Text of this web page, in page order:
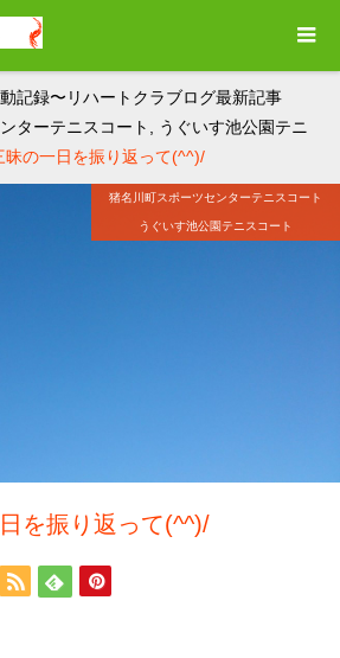
記録〜リハートクラブログ最新記事
ターテニスコート
うぐいす池公園テニ
昧の一日を振り返って(^^)/
猪名川町スポーツセンターテニスコート
うぐいす池公園テニスコート
を振り返って(^^)/